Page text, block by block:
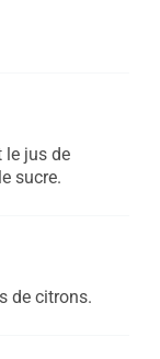
le jus de
sucre.
de citrons.